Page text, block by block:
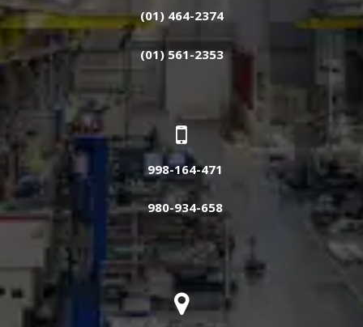
(01) 464-2374
(01) 561-2353
998-164-471
980-934-658